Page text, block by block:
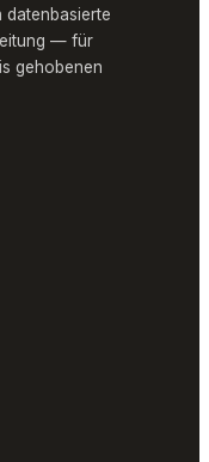
datenbasierte
— für
gehobenen